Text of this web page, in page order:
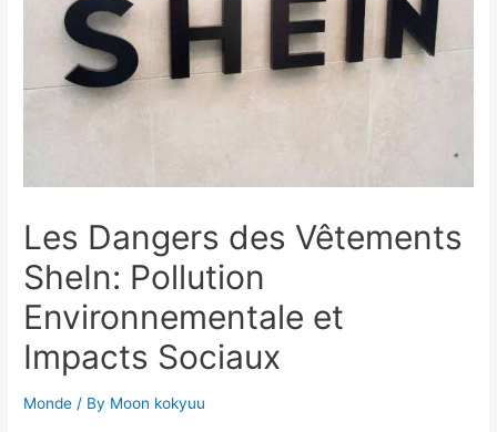
Les Dangers des Vêtements
SheIn: Pollution
Environnementale et
Impacts Sociaux
Monde / By Moon kokyuu